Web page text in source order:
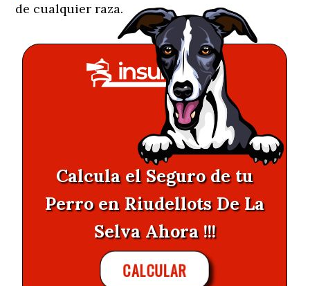
de cualquier raza.
Calcula el Seguro de tu
Perro en Riudellots De La
Selva Ahora !!!
CALCULAR